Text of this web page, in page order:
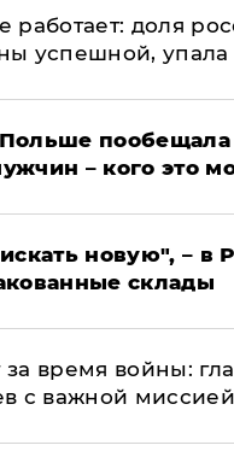
работает: доля
успешной,
пообещала
– кого это
новую", – в
склады
за время войны:
с важной миссией